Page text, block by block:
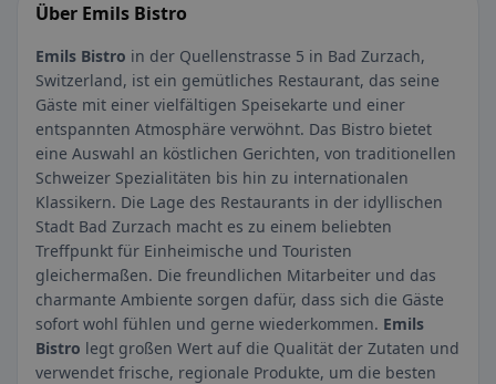
Über Emils Bistro
Emils Bistro in der Quellenstrasse 5 in Bad Zurzach,
Switzerland, ist ein gemütliches Restaurant, das seine
Gäste mit einer vielfältigen Speisekarte und einer
entspannten Atmosphäre verwöhnt. Das Bistro bietet
eine Auswahl an köstlichen Gerichten, von traditionellen
Schweizer Spezialitäten bis hin zu internationalen
Klassikern. Die Lage des Restaurants in der idyllischen
Stadt Bad Zurzach macht es zu einem beliebten
Treffpunkt für Einheimische und Touristen
gleichermaßen. Die freundlichen Mitarbeiter und das
charmante Ambiente sorgen dafür, dass sich die Gäste
sofort wohl fühlen und gerne wiederkommen. Emils
Bistro legt großen Wert auf die Qualität der Zutaten und
verwendet frische, regionale Produkte, um die besten